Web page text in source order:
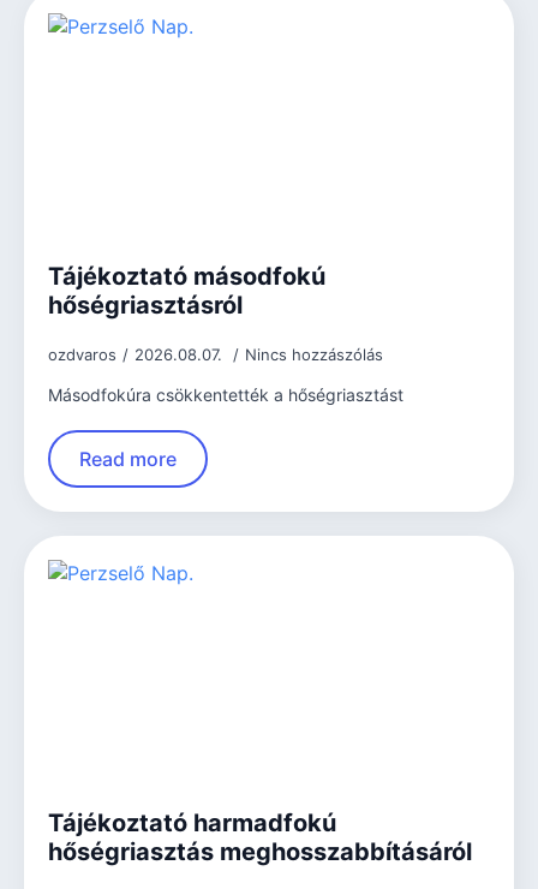
Tájékoztató másodfokú
hőségriasztásról
ozdvaros 2026.08.07. Nincs hozzászólás
Másodfokúra csökkentették a hőségriasztást
Read more
Tájékoztató harmadfokú
hőségriasztás meghosszabbításáról